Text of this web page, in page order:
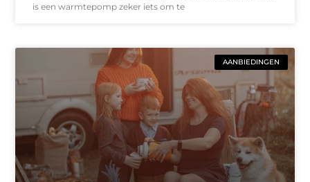
is een warmtepomp zeker iets om te
AANBIEDINGEN